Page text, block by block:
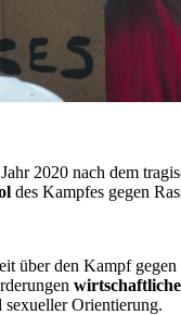
2020 nach dem
des Kampfes gegen
den Kampf gegen
Orientierung.